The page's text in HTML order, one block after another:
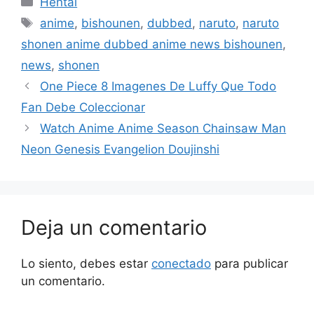
Etiquetas
anime, bishounen, dubbed , naruto, naruto
shonen anime dubbed anime news bishounen,
news, shonen
One Piece 8 Imagenes De Luffy Que Todo
Fan Debe Coleccionar
Watch Anime Anime Season Chainsaw Man
Neon Genesis Evangelion Doujinshi
Deja un comentario
Lo siento, debes estar conectado para publicar
un comentario.